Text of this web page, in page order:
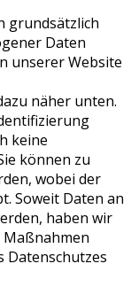
grundsätzlich
Daten
unserer Website
näher unten.
keine
können zu
wobei der
Soweit Daten an
haben wir
Datenschutzes